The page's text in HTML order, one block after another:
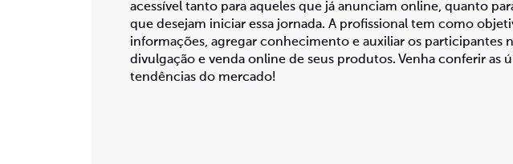
acessível tanto para aqueles que já anunciam online, quanto
que desejam iniciar essa jornada. A profissional tem como
informações, agregar conhecimento e auxiliar os participantes
divulgação e venda online de seus produtos. Venha conferir as
tendências do mercado!